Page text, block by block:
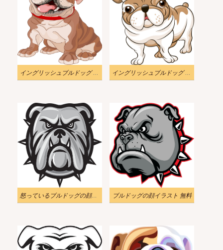
イングリッシュブルドッグ イラストイメージ イングリッシュブルドッグ イラスト画像
怒っているブルドッグの顔イラスト ブルドッグの顔イラスト 無料